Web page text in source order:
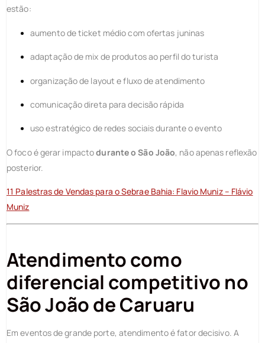
estão:
aumento de ticket médio com ofertas juninas
adaptação de mix de produtos ao perfil do turista
organização de layout e fluxo de atendimento
comunicação direta para decisão rápida
uso estratégico de redes sociais durante o evento
O foco é gerar impactodurante o São João, não apenas reflexão
posterior.
11 Palestras de Vendas para o Sebrae Bahia: Flavio Muniz – Flávio
Muniz
Atendimento como
diferencial competitivo no
São João de Caruaru
Em eventos de grande porte, atendimento é fator decisivo. A